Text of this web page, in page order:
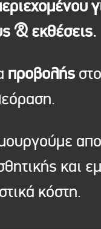
& εκθέσεις.
προβολής στο
και
κόστη.